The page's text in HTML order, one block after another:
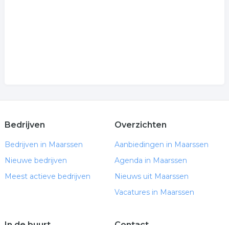
Bedrijven
Bedrijven in Maarssen
Nieuwe bedrijven
Meest actieve bedrijven
Overzichten
Aanbiedingen in Maarssen
Agenda in Maarssen
Nieuws uit Maarssen
Vacatures in Maarssen